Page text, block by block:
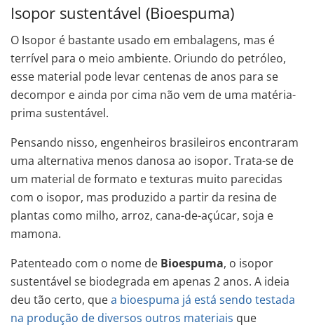
Isopor sustentável (Bioespuma)
O Isopor é bastante usado em embalagens, mas é
terrível para o meio ambiente. Oriundo do petróleo,
esse material pode levar centenas de anos para se
decompor e ainda por cima não vem de uma matéria-
prima sustentável.
Pensando nisso, engenheiros brasileiros encontraram
uma alternativa menos danosa ao isopor. Trata-se de
um material de formato e texturas muito parecidas
com o isopor, mas produzido a partir da resina de
plantas como milho, arroz, cana-de-açúcar, soja e
mamona.
Patenteado com o nome de Bioespuma, o isopor
sustentável se biodegrada em apenas 2 anos. A ideia
deu tão certo, quea bioespuma já está sendo testada
na produção de diversos outros materiais que